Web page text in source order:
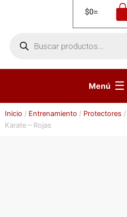
$0=
productos
Menú ☰
Inicio / Entrenamiento / Protectores
Karate – Rojas